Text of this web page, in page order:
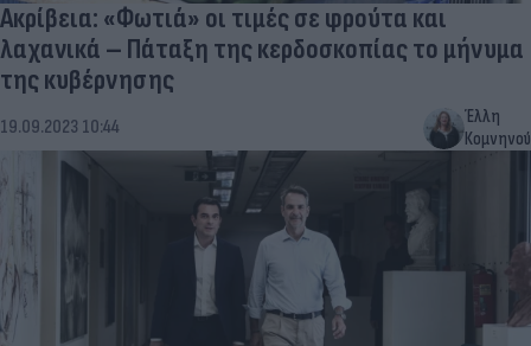
Ακρίβεια: «Φωτιά» οι τιμές σε φρούτα και
λαχανικά – Πάταξη της κερδοσκοπίας το μήνυμα
της κυβέρνησης
19.09.2023 10:44
Έλλη
Κομνηνού